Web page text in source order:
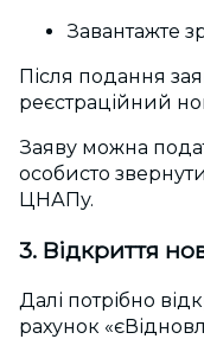
Завантажте
Після подання
реєстраційний
Заяву можна
особисто
ЦНАПу.
3. Відкриття
Далі потрібно
рахунок